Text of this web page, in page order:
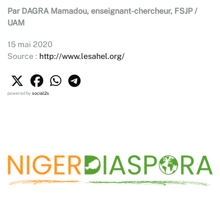
Par DAGRA Mamadou, enseignant-chercheur, FSJP /
UAM
15 mai 2020
Source : http://www.lesahel.org/
powered bysocial2s